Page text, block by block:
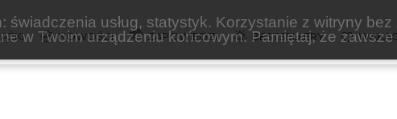
usług, statystyk. Korzystanie z witryny
w Twoim urządzeniu końcowym. Pamiętaj, że
NOWOŚCI ZAPOWIEDZI BESTSELLERY